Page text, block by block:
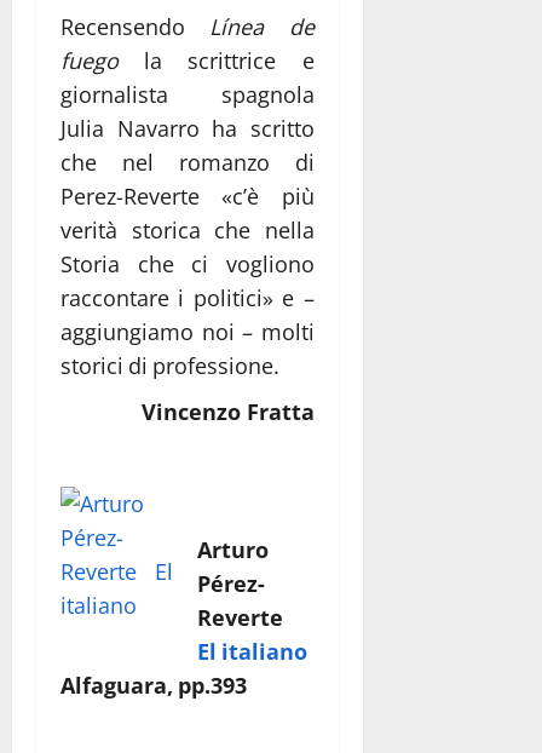
Recensendo Línea de
fuegola scrittrice e
giornalista spagnola
Julia Navarro ha scritto
che nel romanzo di
Perez-Reverte «c’è più
verità storica che nella
Storia che ci vogliono
raccontare i politici» e –
aggiungiamo noi – molti
storici di professione.
Vincenzo Fratta
Arturo
Pérez-
Reverte
El italiano
Alfaguara, pp.393